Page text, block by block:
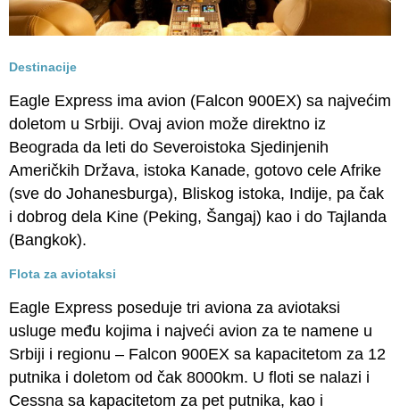
Destinacije
Eagle Express ima avion (Falcon 900EX) sa najvećim
doletom u Srbiji. Ovaj avion može direktno iz
Beograda da leti do Severoistoka Sjedinjenih
Američkih Država, istoka Kanade, gotovo cele Afrike
(sve do Johanesburga), Bliskog istoka, Indije, pa čak
i dobrog dela Kine (Peking, Šangaj) kao i do Tajlanda
(Bangkok).
Flota za aviotaksi
Eagle Express poseduje tri aviona za aviotaksi
usluge među kojima i najveći avion za te namene u
Srbiji i regionu – Falcon 900EX sa kapacitetom za 12
putnika i doletom od čak 8000km. U floti se nalazi i
Cessna sa kapacitetom za pet putnika, kao i